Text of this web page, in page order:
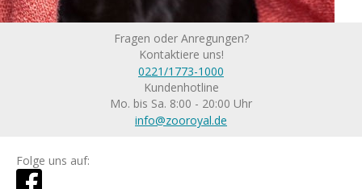
Fragen oder Anregungen?
Kontaktiere uns!
0221/1773-1000
Kundenhotline
Mo. bis Sa. 8:00 - 20:00 Uhr
info@zooroyal.de
Folge uns auf: